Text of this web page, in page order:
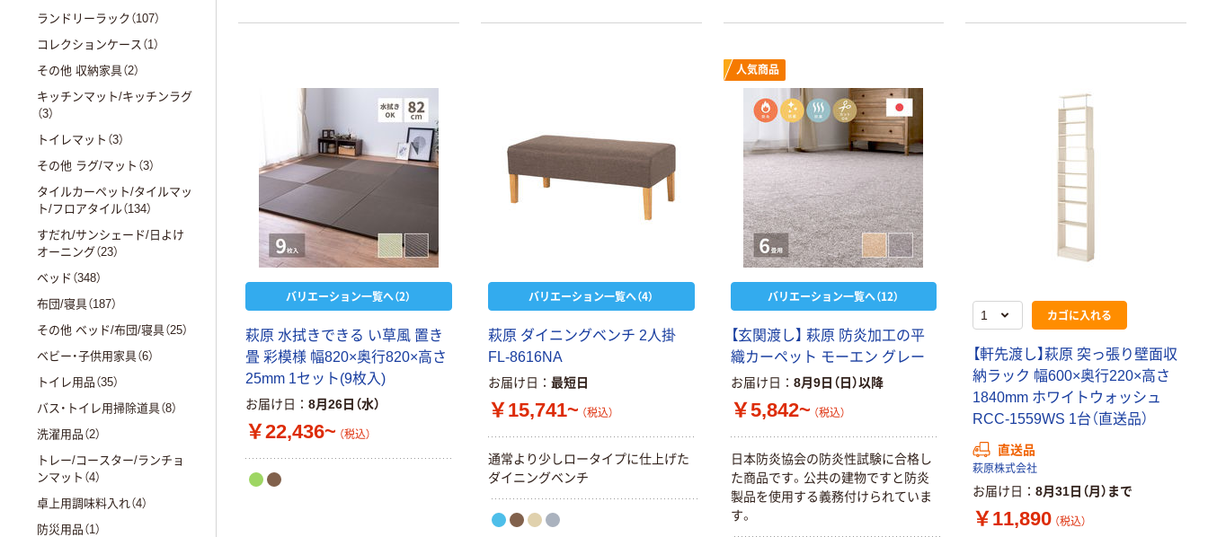
毛羽立ち感が少しあり、密度少な目
バリエーション一覧へ（2）
萩原 水拭きできる い草風 置き
畳 彩模様 幅820×奥行820×高さ
25mm 1セット(9枚入)
お届け日 8月26日（水）
￥22,436~ （税込）
バリエーション一覧へ（4）
萩原 ダイニングベンチ 2人掛
FL-8616NA
お届け日 最短日
￥15,741~ （税込）
通常より少しロータイプに仕上げた
ダイニングベンチ
人気商品
バリエーション一覧へ（12）
【玄関渡し】 萩原 防炎加工の平
織カーペット モーエン グレー
お届け日 8月9日（日）以降
￥5,842~ （税込）
日本防炎協会の防炎性試験に合格し
た商品です。公共の建物ですと防炎
製品を使用する義務付けられていま
す。
カゴに入れる
【軒先渡し】萩原 突っ張り壁面収
納ラック 幅600×奥行220×高さ
1840mm ホワイトウォッシュ
RCC-1559WS 1台（直送品）
直送品
萩原株式会社
お届け日 8月31日（月）まで
￥11,890 （税込）
ランドリーラック（107）
コレクションケース（1）
その他 収納家具（2）
キッチンマット/キッチンラグ
（3）
トイレマット（3）
その他 ラグ/マット（3）
タイルカーペット/タイルマッ
ト/フロアタイル（134）
すだれ/サンシェード/日よけ
オーニング（23）
ベッド（348）
布団/寝具（187）
その他 ベッド/布団/寝具（25）
ベビー・子供用家具（6）
トイレ用品（35）
バス・トイレ用掃除道具（8）
洗濯用品（2）
トレー/コースター/ランチョ
ンマット（4）
卓上用調味料入れ（4）
防災用品（1）